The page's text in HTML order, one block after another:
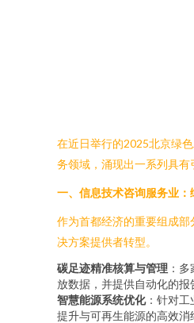
在近日举行的2025北京绿
务领域，涌现出一系列具有
一、信息技术咨询服务业：
作为首都经济的重要组成
决方案提供者转型。
碳足迹精准核算与管理 ：
放数据，并提供自动化的报
智慧能源系统优化：针对工
提升与可再生能源的高效消